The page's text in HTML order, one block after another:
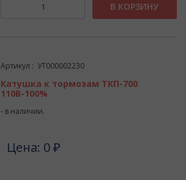
В КОРЗИНУ
Артикул : УТ000002230
Катушка к тормозам ТКП-700
110В-100%
- в наличии.
Цена: 0 ₽